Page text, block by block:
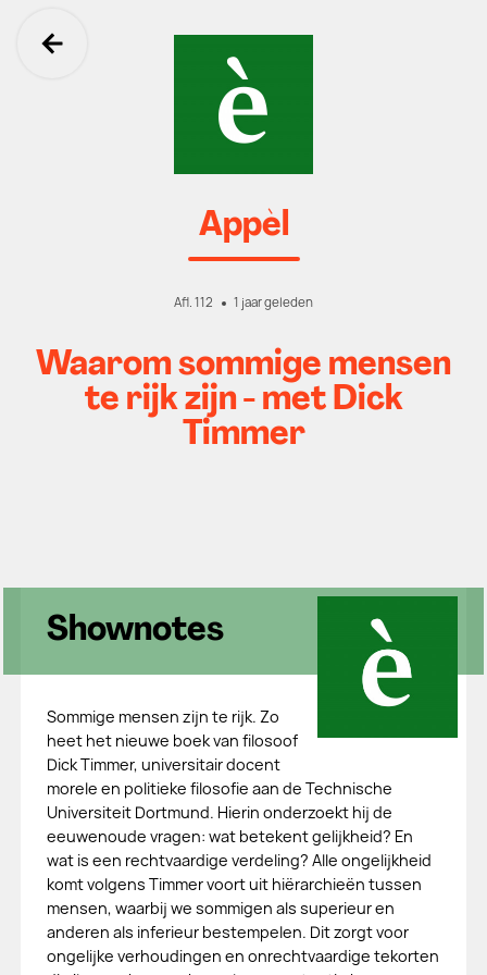
Ga terug
Appèl
Afl. 112 1 jaar geleden
Waarom sommige mensen
te rijk zijn - met Dick
Timmer
Shownotes
Sommige mensen zijn te rijk. Zo
heet het nieuwe boek van filosoof
Dick Timmer, universitair docent
morele en politieke filosofie aan de Technische
Universiteit Dortmund. Hierin onderzoekt hij de
eeuwenoude vragen: wat betekent gelijkheid? En
wat is een rechtvaardige verdeling? Alle ongelijkheid
komt volgens Timmer voort uit hiërarchieën tussen
mensen, waarbij we sommigen als superieur en
anderen als inferieur bestempelen. Dit zorgt voor
ongelijke verhoudingen en onrechtvaardige tekorten